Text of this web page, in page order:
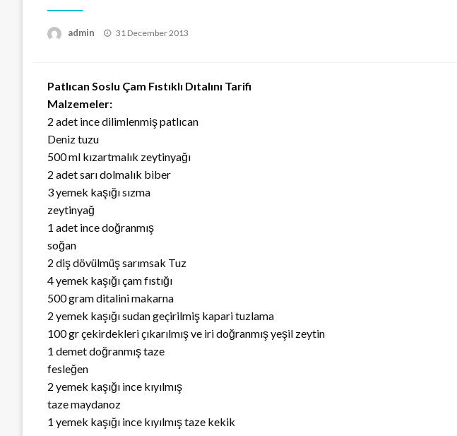
admin
Posted
31 December 2013
Patlıcan Soslu Çam Fıstıklı Dıtalını Tarifi
Malzemeler:
2 adet ince dilimlenmiş patlıcan
Deniz tuzu
500 ml kızartmalık zeytinyağı
2 adet sarı dolmalık biber
3 yemek kaşığı sızma
zeytinyağ
1 adet ince doğranmış
soğan
2 diş dövülmüş sarımsak Tuz
4 yemek kaşığı çam fıstığı
500 gram ditalini makarna
2 yemek kaşığı sudan geçirilmiş kapari tuzlama
100 gr çekirdekleri çıkarılmış ve iri doğranmış yeşil zeytin
1 demet doğranmış taze
fesleğen
2 yemek kaşığı ince kıyılmış
taze maydanoz
1 yemek kaşığı ince kıyılmış taze kekik